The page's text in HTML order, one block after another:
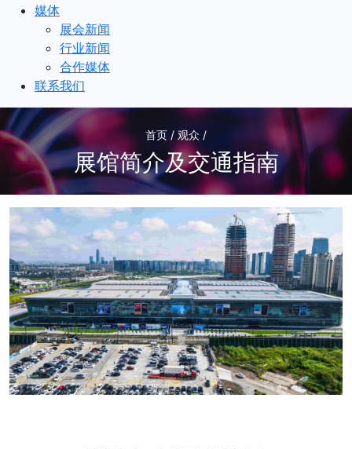
媒体
展会新闻
行业新闻
合作媒体
联系我们
首页 / 观众 /
展馆简介及交通指南